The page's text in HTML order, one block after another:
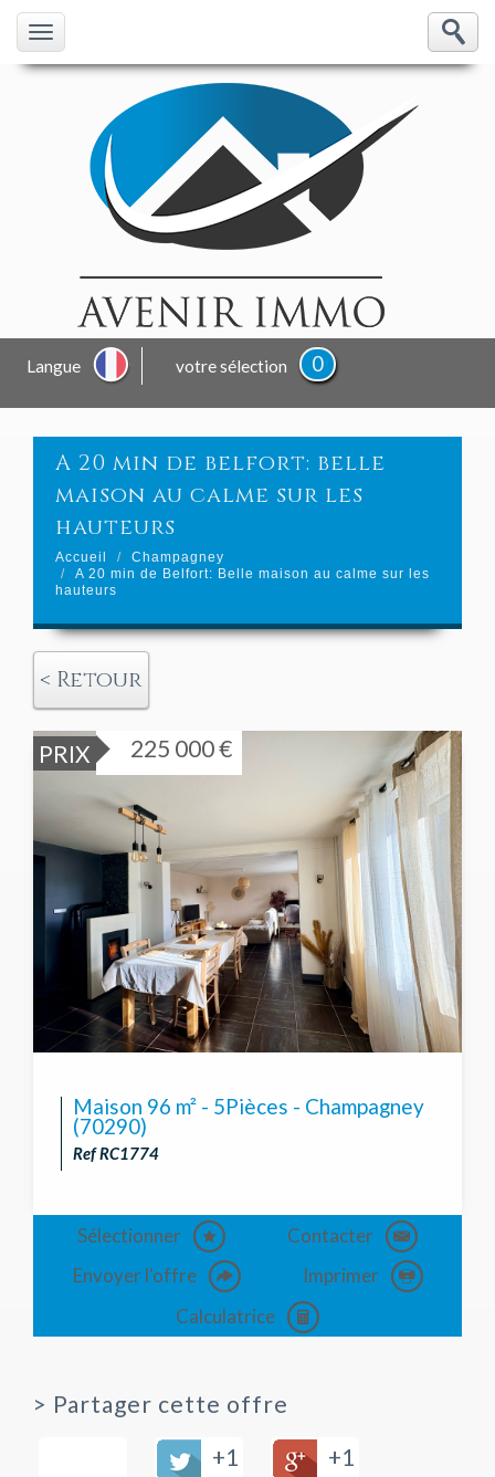
Langue votre sélection 0
a 20 min de belfort: belle
maison au calme sur les
hauteurs
Accueil
Champagney
A 20 min de Belfort: Belle maison au calme sur les
hauteurs
< Retour
PRIX 225 000 €
Maison 96 m² - 5Pièces - Champagney
(70290)
Ref RC1774
Sélectionner
Contacter
Envoyer l'offre
Imprimer
Calculatrice
> Partager cette offre
+1
+1